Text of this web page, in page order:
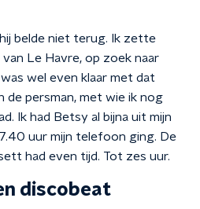
hij belde niet terug. Ik zette
Le Havre, op zoek naar
wel even klaar met dat
de persman, met wie ik nog
Ik had Betsy al bijna uit mijn
uur mijn telefoon ging. De
had even tijd. Tot zes uur.
discobeat